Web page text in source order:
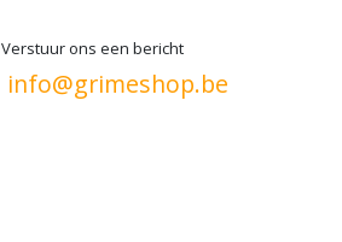
Verstuur ons een bericht
info@grimeshop.be